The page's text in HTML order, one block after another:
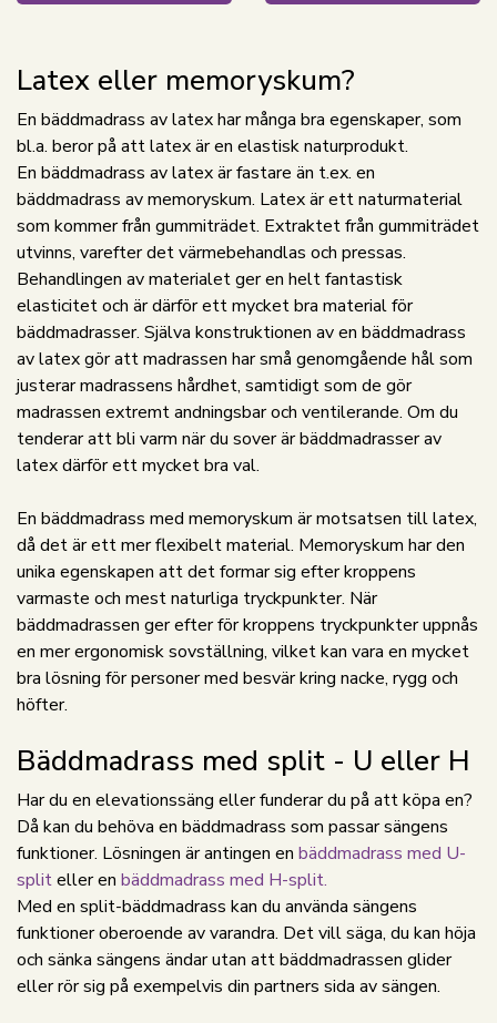
Latex eller memoryskum?
En bäddmadrass av latex har många bra egenskaper, som
bl.a. beror på att latex är en elastisk naturprodukt.
En bäddmadrass av latex är fastare än t.ex. en
bäddmadrass av memoryskum. Latex är ett naturmaterial
som kommer från gummiträdet. Extraktet från gummiträdet
utvinns, varefter det värmebehandlas och pressas.
Behandlingen av materialet ger en helt fantastisk
elasticitet och är därför ett mycket bra material för
bäddmadrasser. Själva konstruktionen av en bäddmadrass
av latex gör att madrassen har små genomgående hål som
justerar madrassens hårdhet, samtidigt som de gör
madrassen extremt andningsbar och ventilerande. Om du
tenderar att bli varm när du sover är bäddmadrasser av
latex därför ett mycket bra val.
En bäddmadrass med memoryskum är motsatsen till latex,
då det är ett mer flexibelt material. Memoryskum har den
unika egenskapen att det formar sig efter kroppens
varmaste och mest naturliga tryckpunkter. När
bäddmadrassen ger efter för kroppens tryckpunkter uppnås
en mer ergonomisk sovställning, vilket kan vara en mycket
bra lösning för personer med besvär kring nacke, rygg och
höfter.
Bäddmadrass med split - U eller H
Har du en elevationssäng eller funderar du på att köpa en?
Då kan du behöva en bäddmadrass som passar sängens
funktioner. Lösningen är antingen en bäddmadrass med U-
spliteller en bäddmadrass med H-split.
Med en split-bäddmadrass kan du använda sängens
funktioner oberoende av varandra. Det vill säga, du kan höja
och sänka sängens ändar utan att bäddmadrassen glider
eller rör sig på exempelvis din partners sida av sängen.